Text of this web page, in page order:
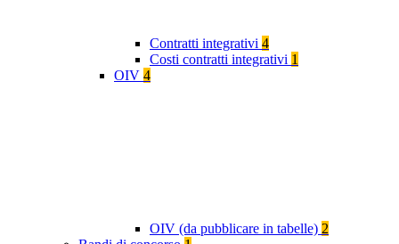
Contratti integrativi 4
Costi contratti integrativi 1
OIV 4
OIV (da pubblicare in tabelle) 2